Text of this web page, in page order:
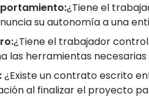
¿Tiene el
su autonomía a una
¿Tiene el trabajador
las herramientas
¿Existe un contrato escrito
al finalizar el proyecto